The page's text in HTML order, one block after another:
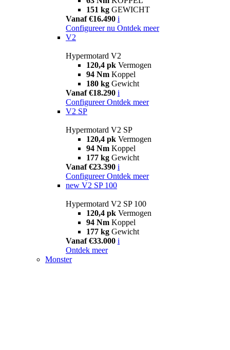
151 kg GEWICHT
Vanaf €16.490 i
Configureer nu Ontdek meer
V2
Hypermotard V2
120,4 pk Vermogen
94 Nm Koppel
180 kg Gewicht
Vanaf €18.290 i
Configureer Ontdek meer
V2 SP
Hypermotard V2 SP
120,4 pk Vermogen
94 Nm Koppel
177 kg Gewicht
Vanaf €23.390 i
Configureer Ontdek meer
new V2 SP 100
Hypermotard V2 SP 100
120,4 pk Vermogen
94 Nm Koppel
177 kg Gewicht
Vanaf €33.000 i
Ontdek meer
Monster